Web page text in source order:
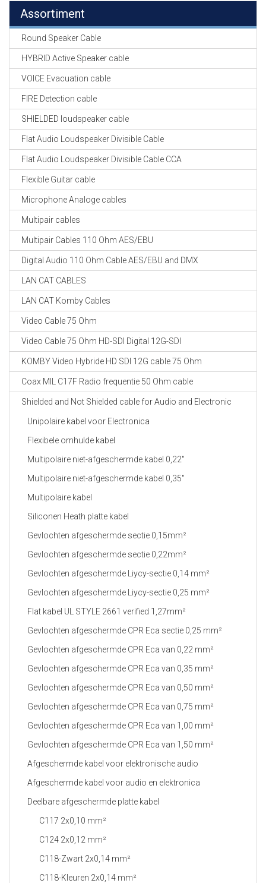
Assortiment
Round Speaker Cable
HYBRID Active Speaker cable
VOICE Evacuation cable
FIRE Detection cable
SHIELDED loudspeaker cable
Flat Audio Loudspeaker Divisible Cable
Flat Audio Loudspeaker Divisible Cable CCA
Flexible Guitar cable
Microphone Analoge cables
Multipair cables
Multipair Cables 110 Ohm AES/EBU
Digital Audio 110 Ohm Cable AES/EBU and DMX
LAN CAT CABLES
LAN CAT Komby Cables
Video Cable 75 Ohm
Video Cable 75 Ohm HD-SDI Digital 12G-SDI
KOMBY Video Hybride HD SDI 12G cable 75 Ohm
Coax MIL C17F Radio frequentie 50 Ohm cable
Shielded and Not Shielded cable for Audio and Electronic
Unipolaire kabel voor Electronica
Flexibele omhulde kabel
Multipolaire niet-afgeschermde kabel 0,22"
Multipolaire niet-afgeschermde kabel 0,35"
Multipolaire kabel
Siliconen Heath platte kabel
Gevlochten afgeschermde sectie 0,15mm²
Gevlochten afgeschermde sectie 0,22mm²
Gevlochten afgeschermde Liycy-sectie 0,14 mm²
Gevlochten afgeschermde Liycy-sectie 0,25 mm²
Flat kabel UL STYLE 2661 verified 1,27mm²
Gevlochten afgeschermde CPR Eca sectie 0,25 mm²
Gevlochten afgeschermde CPR Eca van 0,22 mm²
Gevlochten afgeschermde CPR Eca van 0,35 mm²
Gevlochten afgeschermde CPR Eca van 0,50 mm²
Gevlochten afgeschermde CPR Eca van 0,75 mm²
Gevlochten afgeschermde CPR Eca van 1,00 mm²
Gevlochten afgeschermde CPR Eca van 1,50 mm²
Afgeschermde kabel voor elektronische audio
Afgeschermde kabel voor audio en elektronica
Deelbare afgeschermde platte kabel
C117 2x0,10 mm²
C124 2x0,12 mm²
C118-Zwart 2x0,14 mm²
C118-Kleuren 2x0,14 mm²